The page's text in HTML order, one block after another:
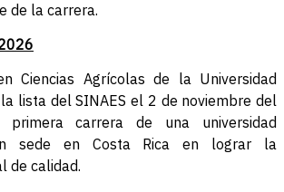
de la carrera.
Ciencias Agrícolas de la Universidad
lista del SINAES el 2 de noviembre del
carrera de una universidad
sede en Costa Rica en lograr la
de calidad.